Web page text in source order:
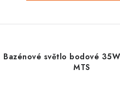
Bazénové světlo bodové
MTS